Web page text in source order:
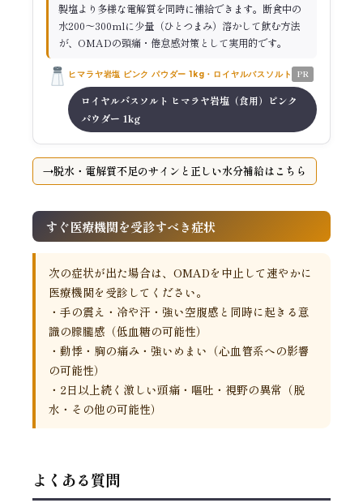
製塩より多様な電解質を同時に補給できます。断食中の
水200〜300mlに少量（ひとつまみ）溶かして飲む方法
が、OMADの頭痛・倦怠感対策として実用的です。
ヒマラヤ岩塩 ピンク パウダー 1kg・ロイヤルバスソルト PR
ロイヤルバスソルト ヒマラヤ岩塩（食用）ピンク
パウダー 1kg
脱水・電解質不足のサインと正しい水分補給はこちら
すぐ医療機関を受診すべき症状
次の症状が出た場合は、OMADを中止して速やかに
医療機関を受診してください。
・手の震え・冷や汗・強い空腹感と同時に起きる意
識の朦朧感（低血糖の可能性）
・動悸・胸の痛み・強いめまい（心血管系への影響
の可能性）
・2日以上続く激しい頭痛・嘔吐・視野の異常（脱
水・その他の可能性）
よくある質問